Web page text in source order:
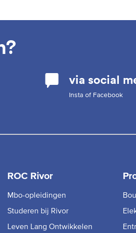
via social
Insta of Facebook
ROC Rivor
Mbo-opleidingen
Studeren bij Rivor
Leven Lang Ontwikkelen